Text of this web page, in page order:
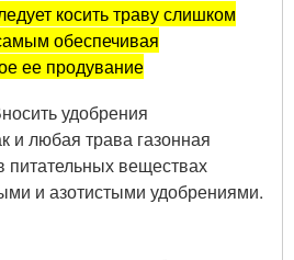
косить траву слишком
обеспечивая
ее продувание
удобрения
и любая трава газонная
питательных веществах
и азотистыми удобрениями.